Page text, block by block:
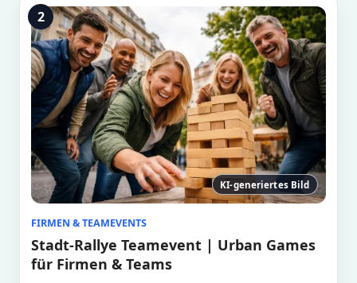
2
KI-generiertes Bild
FIRMEN & TEAMEVENTS
Stadt-Rallye Teamevent | Urban Games
für Firmen & Teams